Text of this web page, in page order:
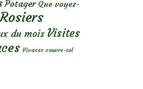
Potager Que voyez-
Rosiers
du mois Visites
Vivaces couvre-sol